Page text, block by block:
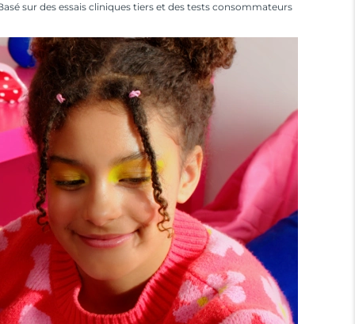
sur des essais cliniques tiers et des tests consommateurs